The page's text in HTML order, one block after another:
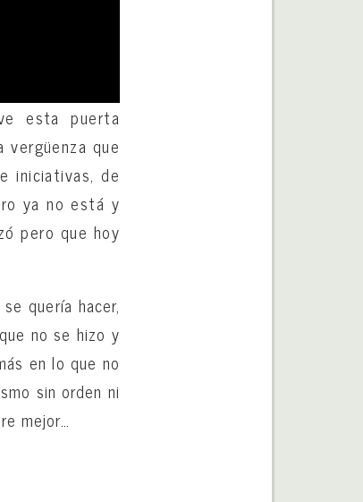
esta puerta
que
iniciativas, de
ya no está y
pero que hoy
quería hacer,
no se hizo y
en lo que no
sin orden ni
mejor…